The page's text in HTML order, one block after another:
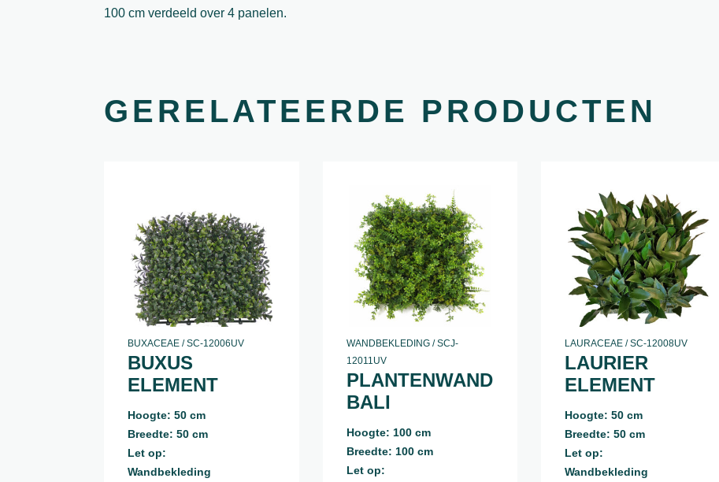
100 cm verdeeld over 4 panelen.
GERELATEERDE PRODUCTEN
BUXACEAE / SC-12006UV
BUXUS
ELEMENT
Hoogte: 50 cm
Breedte: 50 cm
Let op:
Wandbekleding
WANDBEKLEDING / SCJ-
12011UV
PLANTENWAND
BALI
Hoogte: 100 cm
Breedte: 100 cm
Let op:
LAURACEAE / SC-12008UV
LAURIER
ELEMENT
Hoogte: 50 cm
Breedte: 50 cm
Let op:
Wandbekleding